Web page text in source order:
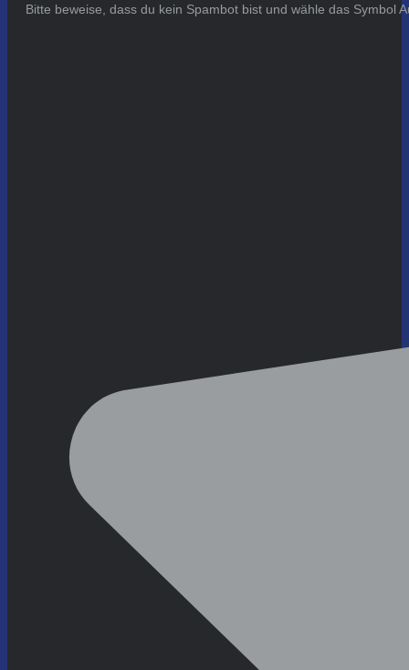
Bitte beweise, dass du kein Spambot bist und wähle das Symbol